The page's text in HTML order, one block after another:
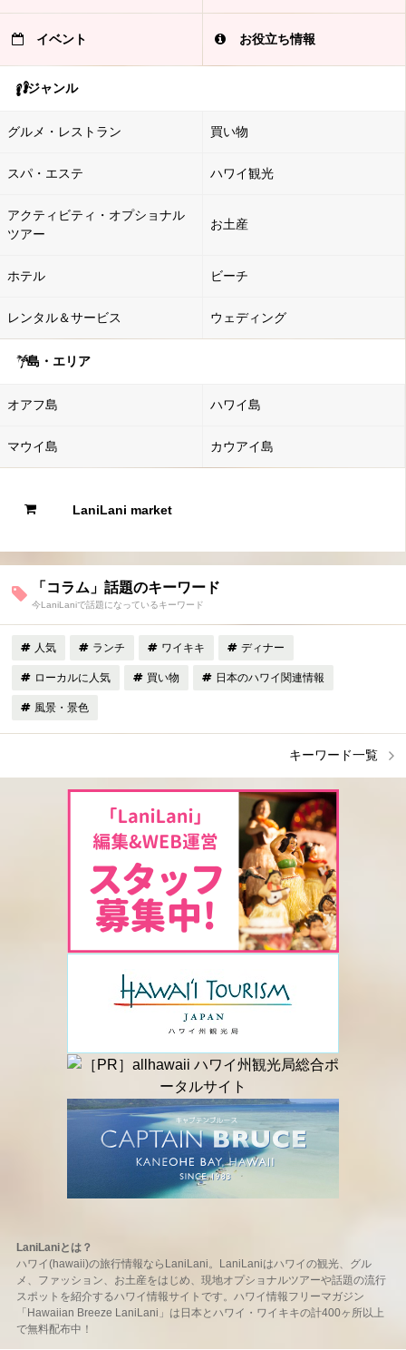
イベント お役立ち情報
ジャンル
グルメ・レストラン 買い物
スパ・エステ ハワイ観光
アクティビティ・オプショナル
ツアー
お土産
ホテル ビーチ
レンタル＆サービス ウェディング
島・エリア
オアフ島 ハワイ島
マウイ島 カウアイ島
LaniLani market
「コラム」話題のキーワード
今LaniLaniで話題になっているキーワード
人気 ランチ ワイキキ ディナー
ローカルに人気 買い物 日本のハワイ関連情報
風景・景色
キーワード一覧
LaniLaniとは？
ハワイ(hawaii)の旅行情報ならLaniLani。LaniLaniはハワイの観光、グル
メ、ファッション、お土産をはじめ、現地オプショナルツアーや話題の流行
スポットを紹介するハワイ情報サイトです。ハワイ情報フリーマガジン
「Hawaiian Breeze LaniLani」は日本とハワイ・ワイキキの計400ヶ所以上
で無料配布中！